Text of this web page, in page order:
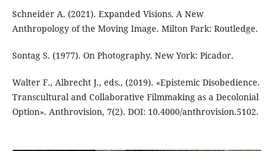
Schneider A. (2021). Expanded Visions. A New
Anthropology of the Moving Image. Milton Park: Routledge.
Sontag S. (1977). On Photography. New York: Picador.
Walter F., Albrecht J., eds., (2019). «Epistemic Disobedience.
Transcultural and Collaborative Filmmaking as a Decolonial
Option». Anthrovision, 7(2). DOI: 10.4000/anthrovision.5102.